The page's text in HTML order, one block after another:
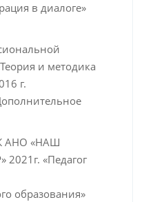
в диалоге»
и методика
г.
АНО «НАШ
«Педагог
образования»